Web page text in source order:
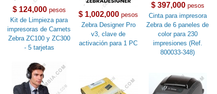
$ 124,000pesos
Kit de Limpieza para
impresoras de Carnets
Zebra ZC100 y ZC300
- 5 tarjetas
$ 1,002,000 pesos
Zebra Designer Pro
v3, clave de
activación para 1 PC
$ 397,000pesos
Cinta para impresora
Zebra de 6 paneles de
color para 230
impresiones (Ref.
800033-348)